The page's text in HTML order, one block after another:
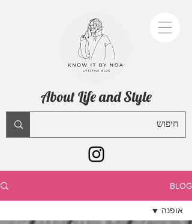
About Life and Style
BLOG
אופנה